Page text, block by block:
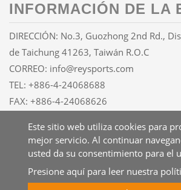
Este sitio web utiliza cookies para
mejor servicio. Al continuar
usted da su consentimiento para el
Presione aquí para leer nuestra
INFORMACIÓN DE LA
DIRECCIÓN: No.3, Guozhong 2nd Rd.,
de Taichung 41263, Taiwán R.O.C
CORREO: info@reysports.com
TEL: +886-4-24068688
FAX: +886-4-24068626
Copyright © 2026 UNISOUL INC. All rights
Mapa del sitio